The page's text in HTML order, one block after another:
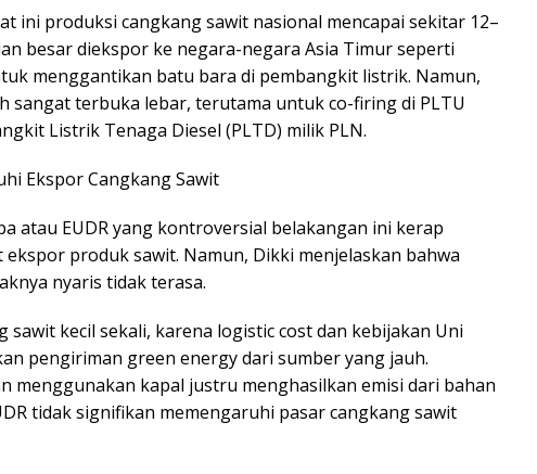
ini produksi cangkang sawit nasional mencapai sekitar 12–
besar diekspor ke negara-negara Asia Timur seperti
menggantikan batu bara di pembangkit listrik. Namun,
sangat terbuka lebar, terutama untuk co-firing di PLTU
Listrik Tenaga Diesel (PLTD) milik PLN.
Ekspor Cangkang Sawit
atau EUDR yang kontroversial belakangan ini kerap
produk sawit. Namun, Dikki menjelaskan bahwa
nyaris tidak terasa.
sawit kecil sekali, karena logistic cost dan kebijakan Uni
pengiriman green energy dari sumber yang jauh.
menggunakan kapal justru menghasilkan emisi dari bahan
tidak signifikan memengaruhi pasar cangkang sawit